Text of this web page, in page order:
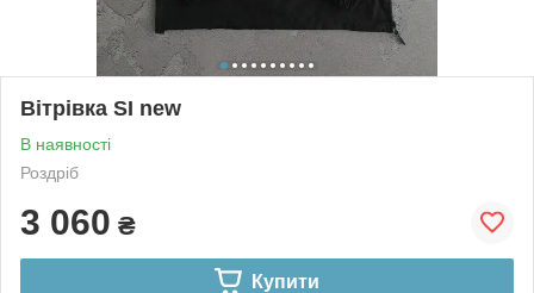
Вітрівка SI new
В наявності
Роздріб
3 060 ₴
Купити